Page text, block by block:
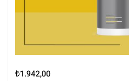
₺1.942,00